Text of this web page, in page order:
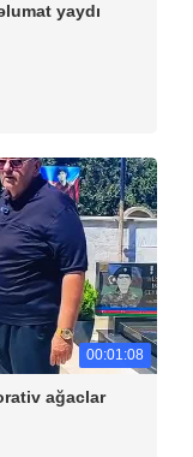
yaydı
00:01:08
ağaclar